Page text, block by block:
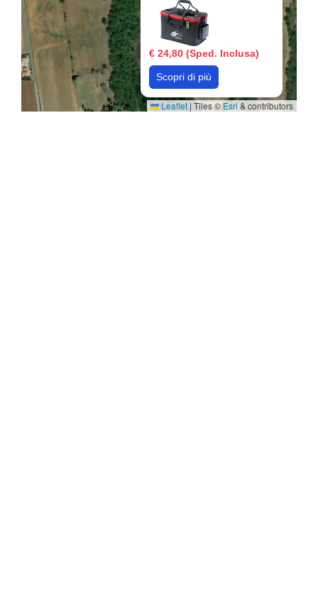
€ 24,80 (Sped. Inclusa)
Scopri di più
Leaflet | Tiles © Esri & contributors